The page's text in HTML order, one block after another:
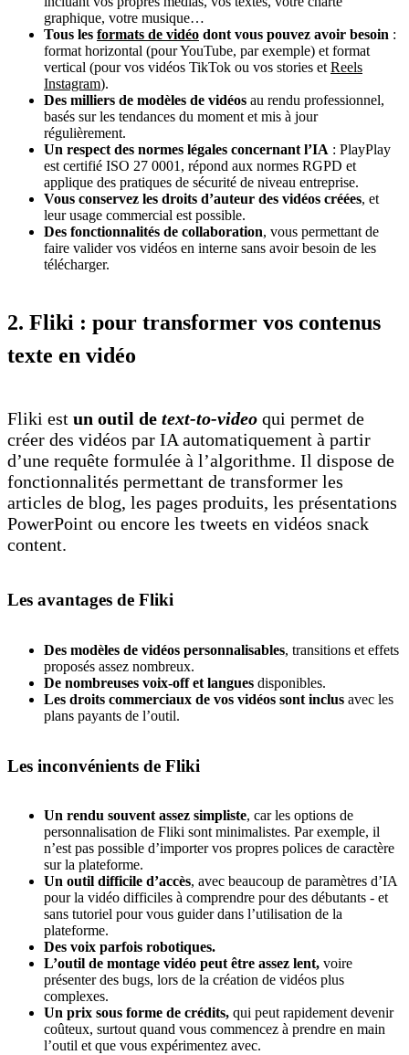
graphique, votre musique…
Tous les formats de vidéo dont vous pouvez avoir besoin :
format horizontal (pour YouTube, par exemple) et format
vertical (pour vos vidéos TikTok ou vos stories et Reels
Instagram).
Des milliers de modèles de vidéos au rendu professionnel,
basés sur les tendances du moment et mis à jour
régulièrement.
Un respect des normes légales concernant l’IA : PlayPlay
est certifié ISO 27 0001, répond aux normes RGPD et
applique des pratiques de sécurité de niveau entreprise.
Vous conservez les droits d’auteur des vidéos créées, et
leur usage commercial est possible.
Des fonctionnalités de collaboration, vous permettant de
faire valider vos vidéos en interne sans avoir besoin de les
télécharger.
2. Fliki : pour transformer vos contenus
texte en vidéo
Fliki est un outil de text-to-video qui permet de
créer des vidéos par IA automatiquement à partir
d’une requête formulée à l’algorithme. Il dispose de
fonctionnalités permettant de transformer les
articles de blog, les pages produits, les présentations
PowerPoint ou encore les tweets en vidéos snack
content.
Les avantages de Fliki
Des modèles de vidéos personnalisables, transitions et effets
proposés assez nombreux.
De nombreuses voix-off et langues disponibles.
Les droits commerciaux de vos vidéos sont inclus avec les
plans payants de l’outil.
Les inconvénients de Fliki
Un rendu souvent assez simpliste, car les options de
personnalisation de Fliki sont minimalistes. Par exemple, il
n’est pas possible d’importer vos propres polices de caractère
sur la plateforme.
Un outil difficile d’accès, avec beaucoup de paramètres d’IA
pour la vidéo difficiles à comprendre pour des débutants - et
sans tutoriel pour vous guider dans l’utilisation de la
plateforme.
Des voix parfois robotiques.
L’outil de montage vidéo peut être assez lent, voire
présenter des bugs, lors de la création de vidéos plus
complexes.
Un prix sous forme de crédits, qui peut rapidement devenir
coûteux, surtout quand vous commencez à prendre en main
l’outil et que vous expérimentez avec.